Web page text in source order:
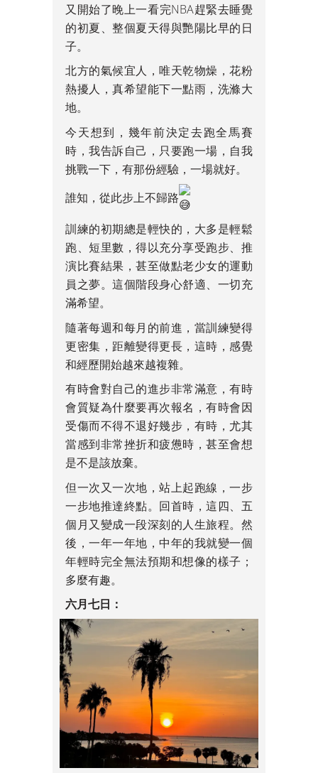
又開始了晚上一看完NBA趕緊去睡覺
的初夏、整個夏天得與艷陽比早的日
子。
北方的氣候宜人，唯天乾物燥，花粉
熱擾人，真希望能下一點雨，洗滌大
地。
今天想到，幾年前決定去跑全馬賽
時，我告訴自己，只要跑一場，自我
挑戰一下，有那份經驗，一場就好。
誰知，從此步上不歸路
訓練的初期總是輕快的，大多是輕鬆
跑、短里數，得以充分享受跑步、推
演比賽結果，甚至做點老少女的運動
員之夢。這個階段身心舒適、一切充
滿希望。
隨著每週和每月的前進，當訓練變得
更密集，距離變得更長，這時，感覺
和經歷開始越來越複雜。
有時會對自己的進步非常滿意，有時
會質疑為什麼要再次報名，有時會因
受傷而不得不退好幾步，有時，尤其
當感到非常挫折和疲憊時，甚至會想
是不是該放棄。
但一次又一次地，站上起跑線，一步
一步地推達終點。回首時，這四、五
個月又變成一段深刻的人生旅程。然
後，一年一年地，中年的我就變一個
年輕時完全無法預期和想像的樣子；
多麼有趣。
六月七日：